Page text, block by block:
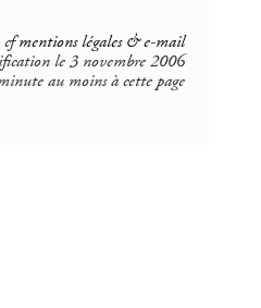
cfmentions légales & e-mail
le 3 novembre 2006
au moins à cette page